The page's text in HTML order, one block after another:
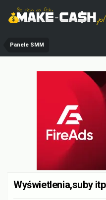
Panele SMM
Wyświetlenia,suby itp